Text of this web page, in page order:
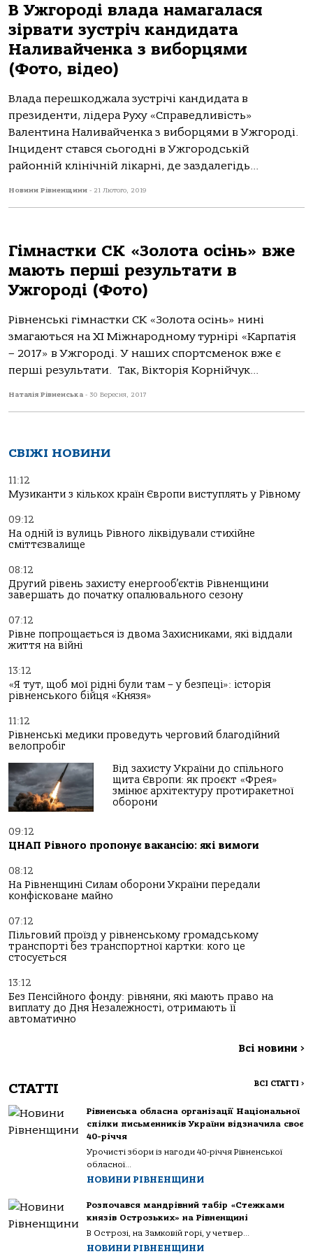
В Ужгороді влада намагалася
зірвати зустріч кандидата
Наливайченка з виборцями
(Фото, відео)
Влада перешкоджала зустрічі кандидата в
президенти, лідера Руху «Справедливість»
Валентина Наливайченка з виборцями в Ужгороді.
Інцидент стався сьогодні в Ужгородській
районній клінічній лікарні, де заздалегідь...
Новини Рівненщини - 21 Лютого, 2019
Гімнастки СК «Золота осінь» вже
мають перші результати в
Ужгороді (Фото)
Рівненські гімнастки СК «Золота осінь» нині
змагаються на ХІ Міжнародному турнірі «Карпатія
– 2017» в Ужгороді. У наших спортсменок вже є
перші результати. Так, Вікторія Корнійчук...
Наталія Рівненська - 30 Вересня, 2017
СВІЖІ НОВИНИ
11:12
Музиканти з кількох країн Європи виступлять у Рівному
09:12
На одній із вулиць Рівного ліквідували стихійне
сміттєзвалище
08:12
Другий рівень захисту енергооб’єктів Рівненщини
завершать до початку опалювального сезону
07:12
Рівне попрощається із двома Захисниками, які віддали
життя на війні
13:12
«Я тут, щоб мої рідні були там – у безпеці»: історія
рівненського бійця «Князя»
11:12
Рівненські медики проведуть черговий благодійний
велопробіг
Від захисту України до спільного
щита Європи: як проєкт «Фрея»
змінює архітектуру протиракетної
оборони
09:12
ЦНАП Рівного пропонує вакансію: які вимоги
08:12
На Рівненщині Силам оборони України передали
конфісковане майно
07:12
Пільговий проїзд у рівненському громадському
транспорті без транспортної картки: кого це
стосується
13:12
Без Пенсійного фонду: рівняни, які мають право на
виплату до Дня Незалежності, отримають її
автоматично
Всі новини >
СТАТТІ ВСІ СТАТТІ >
Рівненська обласна організації Національної
спілки письменників України відзначила своє
40-річчя
Урочисті збори із нагоди 40-річчя Рівненської
обласної...
НОВИНИ РІВНЕНЩИНИ
Розпочався мандрівний табір «Стежками
князів Острозьких» на Рівненщині
В Острозі, на Замковій горі, у четвер...
НОВИНИ РІВНЕНЩИНИ